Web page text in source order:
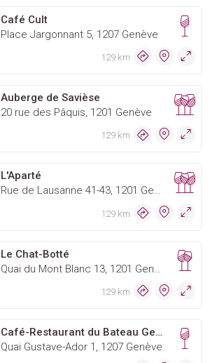
Café Cult
Place Jargonnant 5, 1207 Genève
129 km
Auberge de Savièse
20 rue des Pâquis, 1201 Genève
129 km
L'Aparté
Rue de Lausanne 41-43, 1201 Genève
129 km
Le Chat-Botté
129 km
Café-Restaurant du Bateau Genève
Quai Gustave-Ador 1, 1207 Genève